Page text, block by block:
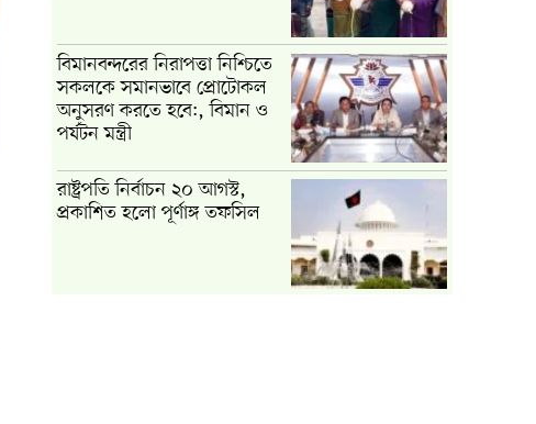
বিমানবন্দরের নিরাপত্তা নিশ্চিতে
সকলকে সমানভাবে প্রোটোকল
অনুসরণ করতে হবে:, বিমান ও
পর্যটন মন্ত্রী
রাষ্ট্রপতি নির্বাচন ২০ আগস্ট,
প্রকাশিত হলো পূর্ণাঙ্গ তফসিল